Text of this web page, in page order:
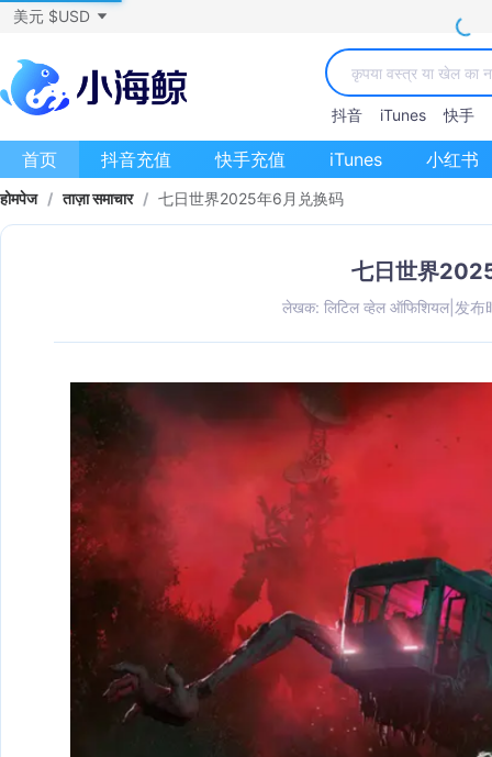
美元 $USD
抖音 iTunes 快手
首页 抖音充值 快手充值 iTunes 小红书
होमपेज / ताज़ा समाचार / 七日世界2025年6月兑换码
七日世界
लेखक: लिटिल व्हेल ऑफिशियल 发